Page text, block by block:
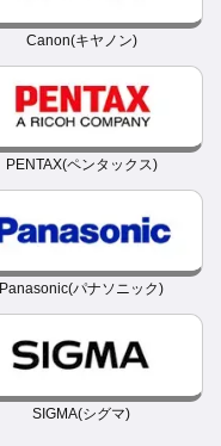
Canon(キヤノン)
PENTAX(ペンタックス)
Panasonic(パナソニック)
SIGMA(シグマ)